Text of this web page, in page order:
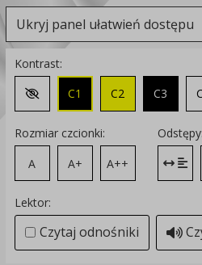
Ukryj panel ułatwień dostępu
Kontrast:
Zmień kontrast na domyślny
C1 C2 C3
Rozmiar czcionki:
A
A+ A++
Odstępy:
Lektor:
Czytaj odnośniki